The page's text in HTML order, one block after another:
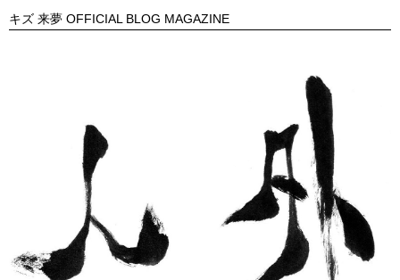
キズ 来夢 OFFICIAL BLOG MAGAZINE